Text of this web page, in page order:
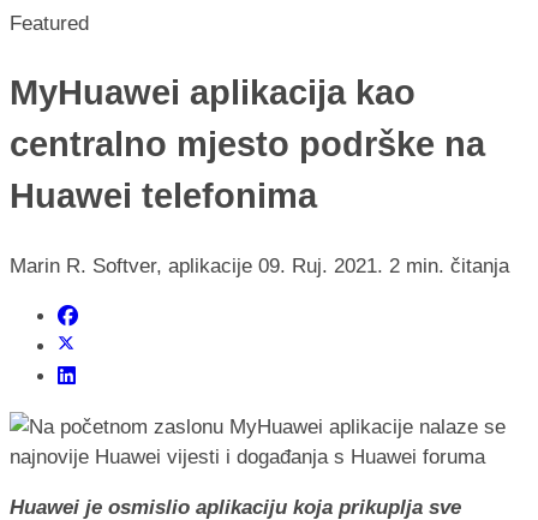
Featured
MyHuawei aplikacija kao
centralno mjesto podrške na
Huawei telefonima
Marin R. Softver, aplikacije 09. Ruj. 2021. 2 min. čitanja
Huawei je osmislio aplikaciju koja prikuplja sve